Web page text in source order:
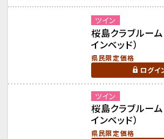
ツイン
桜島クラブルー
インベッド）
県民限定価格
ログイ
ツイン
桜島クラブルー
インベッド）
県民限定価格